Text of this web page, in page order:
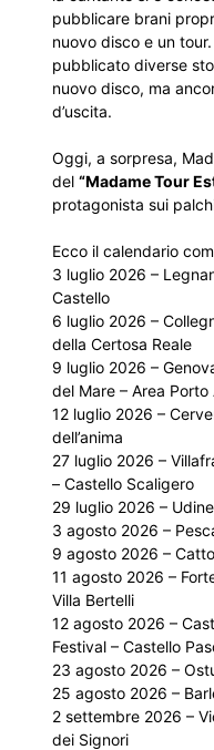
pubblicare brani
nuovo disco e un
pubblicato diverse
nuovo disco, ma
d’uscita.
Oggi, a sorpresa,
del “Madame Tour
protagonista sui
Ecco il calendario
3 luglio 2026 –
Castello
6 luglio 2026 –
della Certosa Reale
9 luglio 2026 –
del Mare – Area Porto
12 luglio 2026 –
dell’anima
27 luglio 2026 –
– Castello Scaligero
29 luglio 2026 –
3 agosto 2026 –
9 agosto 2026 –
11 agosto 2026 –
Villa Bertelli
12 agosto 2026 –
Festival – Castello
23 agosto 2026 –
25 agosto 2026 –
2 settembre 2026 –
dei Signori